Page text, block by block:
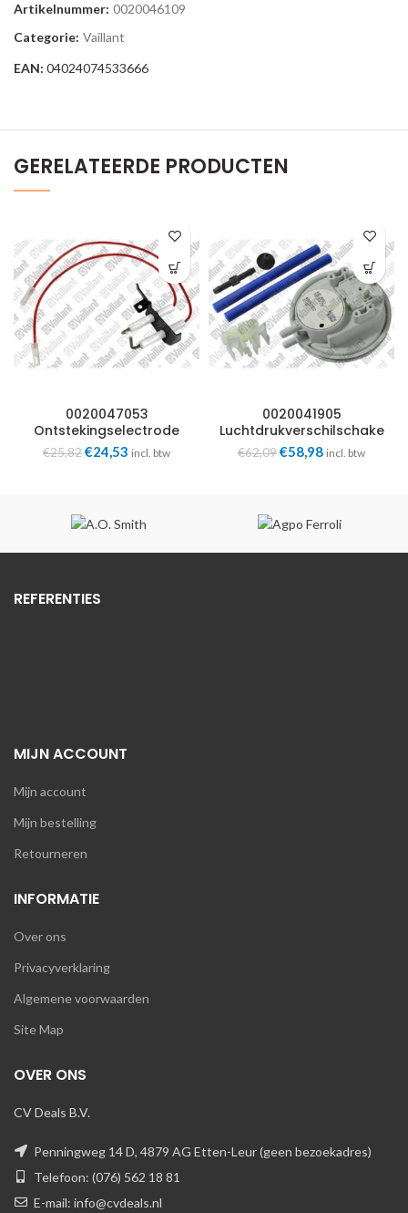
Artikelnummer: 0020046109
Categorie: Vaillant
EAN: 04024074533666
GERELATEERDE PRODUCTEN
0020047053
Ontstekingselectrode
0020047053
€25,82Oorspronkelijke
€24,53 Huidige
incl. btw
0020041905
Luchtdrukverschilschake
laar 0020041905
€62,09Oorspronkelijke
€58,98Huidige
incl. btw
REFERENTIES
MIJN ACCOUNT
Mijn account
Mijn bestelling
Retourneren
INFORMATIE
Over ons
Privacyverklaring
Algemene voorwaarden
Site Map
OVER ONS
CV Deals B.V.
Penningweg 14 D, 4879 AG Etten-Leur (geen bezoekadres)
Telefoon: (076) 562 18 81
E-mail: info@cvdeals.nl